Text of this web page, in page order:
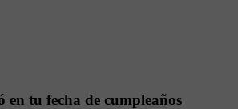
en tu fecha de cumpleaños